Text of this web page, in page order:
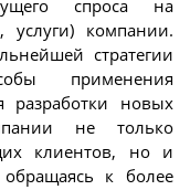
спроса на
услуги) компании.
стратегии
применения
разработки новых
не только
клиентов, но и
к более